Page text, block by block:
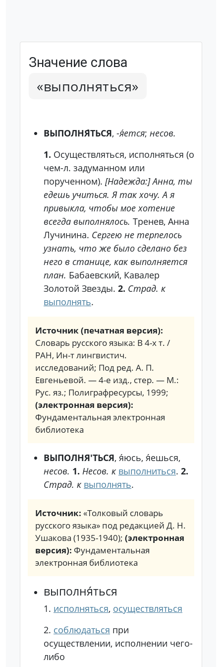
Значение слова
«выполняться»
ВЫПОЛНЯ́ТЬСЯ, -я́ется; несов.
1. Осуществляться, исполняться (о
чем-л. задуманном или
порученном). [Надежда:] Анна, ты
едешь учиться. Я так хочу. А я
привыкла, чтобы мое хотение
всегда выполнялось. Тренев, Анна
Лучинина. Сергею не терпелось
узнать, что же было сделано без
него в станице, как выполняется
план. Бабаевский, Кавалер
Золотой Звезды. 2. Страд. к
выполнять.
Источник (печатная версия):
Словарь русского языка: В 4-х т. /
РАН, Ин-т лингвистич.
исследований; Под ред. А. П.
Евгеньевой. — 4-е изд., стер. — М.:
Рус. яз.; Полиграфресурсы, 1999;
(электронная версия):
Фундаментальная электронная
библиотека
ВЫПОЛНЯ'ТЬСЯ, я́юсь, я́ешься,
несов. 1. Несов. к выполниться. 2.
Страд. к выполнять.
Источник: «Толковый словарь
русского языка» под редакцией Д. Н.
Ушакова (1935-1940); (электронная
версия): Фундаментальная
электронная библиотека
выполня́ться
1. исполняться, осуществляться
2. соблюдаться при
осуществлении, исполнении чего-
либо